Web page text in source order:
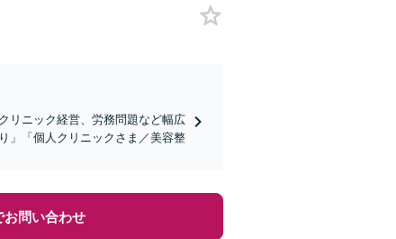
リニック経営、労務問題など幅広
」「個人クリニックさま／美容整
お問い合わせ